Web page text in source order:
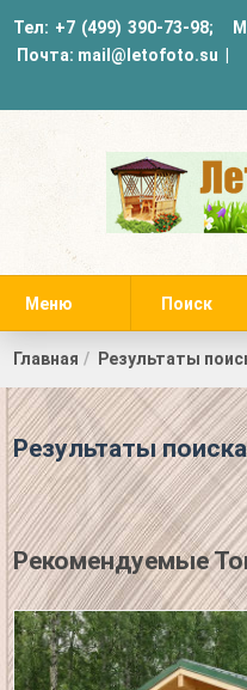
Тел: +7 (499) 390-73-98;
Почта: mail@letofoto.su
Меню Поиск
Главная Результаты
Результаты поиска
Рекомендуемые